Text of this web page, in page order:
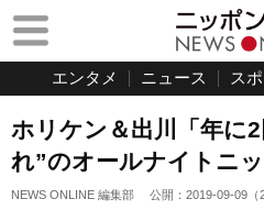
エンタメ ニュース ス
ホリケン＆出川「年に
れ”のオールナイトニ
NEWS ONLINE 編集部 公開： 2019-09-09 （